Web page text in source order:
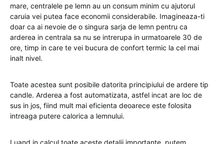
mare, centralele pe lemn au un consum minim cu ajutorul
caruia vei putea face economii considerabile. Imagineaza-ti
doar ca ai nevoie de o singura sarja de lemn pentru ca
arderea in centrala sa nu se intrerupa in urmatoarele 30 de
ore, timp in care te vei bucura de confort termic la cel mai
inalt nivel.
Toate acestea sunt posibile datorita principiului de ardere tip
candle. Arderea a fost automatizata, astfel incat are loc de
sus in jos, fiind mult mai eficienta deoarece este folosita
intreaga putere calorica a lemnului.
Luand in calcul toate aceste detalii importante, putem